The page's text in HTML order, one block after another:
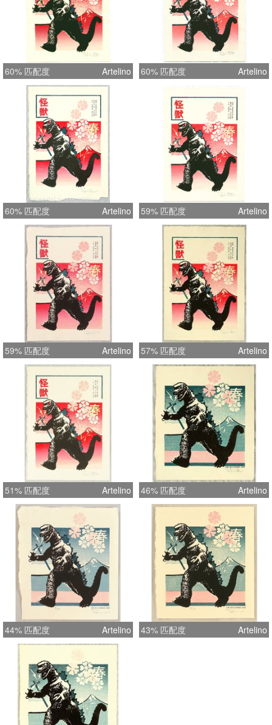
60% 匹配度 Artelino 60% 匹配度 Artelino
60% 匹配度 Artelino 59% 匹配度 Artelino
59% 匹配度 Artelino 57% 匹配度 Artelino
51% 匹配度 Artelino 46% 匹配度 Artelino
44% 匹配度 Artelino 43% 匹配度 Artelino